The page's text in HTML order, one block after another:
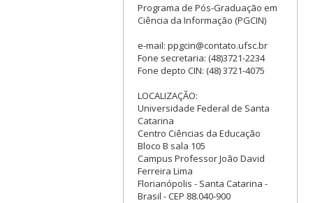
Programa de Pós-Graduação em
Ciência da Informação (PGCIN)
e-mail: ppgcin@contato.ufsc.br
Fone secretaria: (48)3721-2234
Fone depto CIN: (48) 3721-4075
LOCALIZAÇÃO:
Universidade Federal de Santa
Catarina
Centro Ciências da Educação
Bloco B sala 105
Campus Professor João David
Ferreira Lima
Florianópolis - Santa Catarina -
Brasil - CEP 88.040-900